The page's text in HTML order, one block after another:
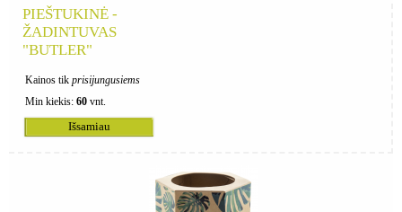
PIEŠTUKINĖ -
ŽADINTUVAS
"BUTLER"
Kainos tik prisijungusiems
Min kiekis: 60 vnt.
Išsamiau